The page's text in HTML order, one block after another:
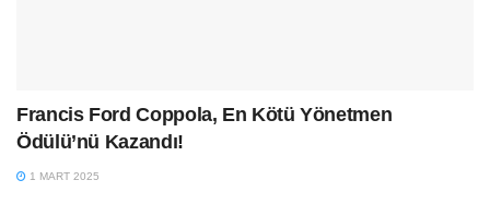
​Francis Ford Coppola, En Kötü Yönetmen
Ödülü’nü Kazandı​!
1 MART 2025